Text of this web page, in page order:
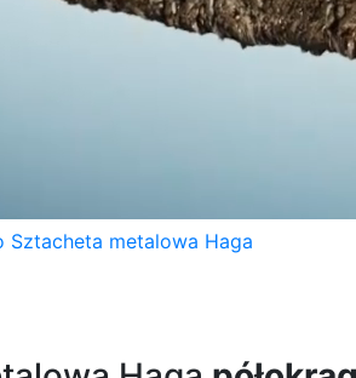
Sztacheta metalowa Haga